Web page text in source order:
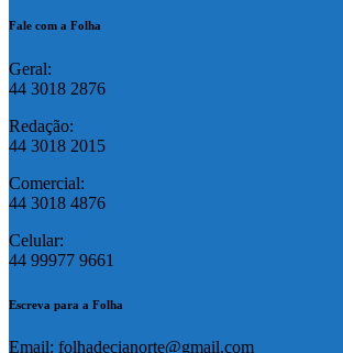
Fale com a Folha
Geral:
44 3018 2876
Redação:
44 3018 2015
Comercial:
44 3018 4876
Celular:
44 99977 9661
Escreva para a Folha
Email: folhadecianorte@gmail.com